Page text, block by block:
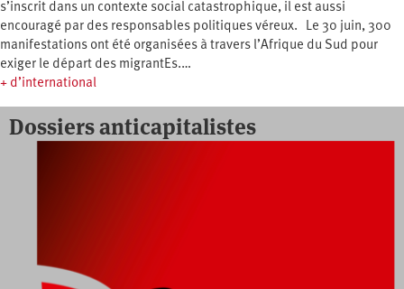
s’inscrit dans un contexte social catastrophique, il est aussi
encouragé par des responsables politiques véreux. Le 30 juin, 300
manifestations ont été organisées à travers l’Afrique du Sud pour
exiger le départ des migrantEs.…
+ d’international
Dossiers anticapitalistes